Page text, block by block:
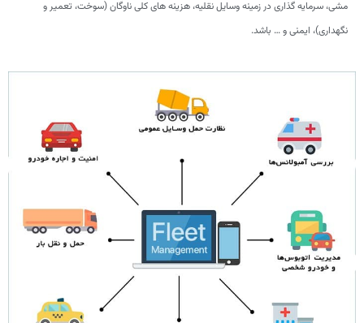
مشی، سرمایه گذاری در زمینه وسایل نقلیه، هزینه های کلی ناوگان (سوخت، تعمیر و
نگهداری)، ایمنی و … باشد.